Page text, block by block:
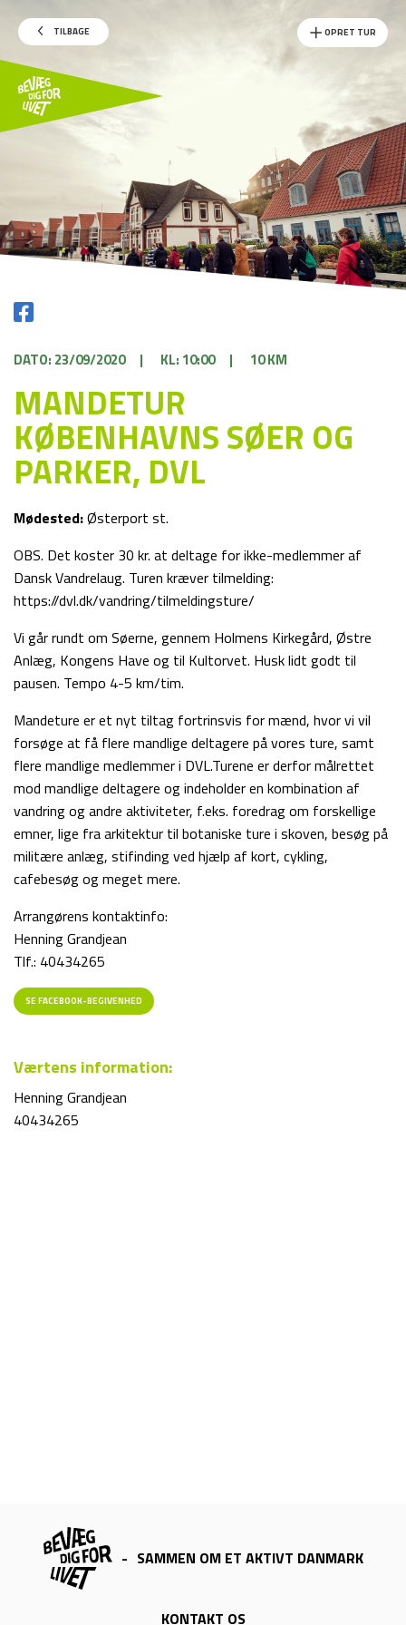
TILBAGE OPRET TUR
DATO: 23/09/2020 | KL: 10:00 | 10 KM
MANDETUR
KØBENHAVNS SØER OG
PARKER, DVL
Mødested:Østerport st.
OBS. Det koster 30 kr. at deltage for ikke-medlemmer af
Dansk Vandrelaug. Turen kræver tilmelding:
https://dvl.dk/vandring/tilmeldingsture/
Vi går rundt om Søerne, gennem Holmens Kirkegård, Østre
Anlæg, Kongens Have og til Kultorvet. Husk lidt godt til
pausen. Tempo 4-5 km/tim.
Mandeture er et nyt tiltag fortrinsvis for mænd, hvor vi vil
forsøge at få flere mandlige deltagere på vores ture, samt
flere mandlige medlemmer i DVL.Turene er derfor målrettet
mod mandlige deltagere og indeholder en kombination af
vandring og andre aktiviteter, f.eks. foredrag om forskellige
emner, lige fra arkitektur til botaniske ture i skoven, besøg på
militære anlæg, stifinding ved hjælp af kort, cykling,
cafebesøg og meget mere.
Arrangørens kontaktinfo:
Henning Grandjean
Tlf.: 40434265
SE FACEBOOK-BEGIVENHED
Værtens information:
Henning Grandjean
40434265
- SAMMEN OM ET AKTIVT DANMARK
KONTAKT OS